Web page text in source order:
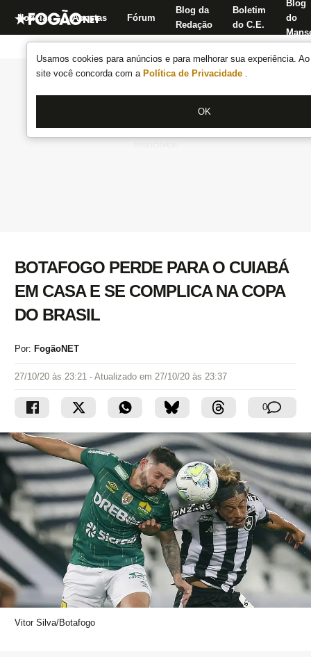
Usamos cookies para anúncios e para melhorar sua experiência.
site você concorda com a Política de Privacidade .
OK
Notícias Apostas Fórum
Blog da
Redação
Boletim
do C.E.
Blog
do
BOTAFOGO PERDE PARA O CUIABÁ
EM CASA E SE COMPLICA NA COPA
DO BRASIL
Por: FogãoNET
27/10/20 às 23:21 - Atualizado em 27/10/20 às 23:37
0
Vitor Silva/Botafogo